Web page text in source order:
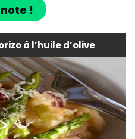
!
à l’huile d’olive